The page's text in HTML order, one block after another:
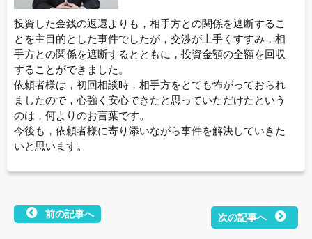
投資した金銭の返還よりも，相手方との関係を遮断するこ
とを主目的とした事件でしたが，交渉が上手くすすみ，相
手方との関係を遮断するとともに，投資金額の全額を回収
することができました。
依頼者様は，初回相談時，相手方をとても怖がっておられ
ましたので，心強く安心できたと思っていただけたという
のは，何よりのお言葉です。
今後も，依頼者様に寄り添いながら事件を解決していきた
いと思います。
投
前の記事へ 次の記事へ